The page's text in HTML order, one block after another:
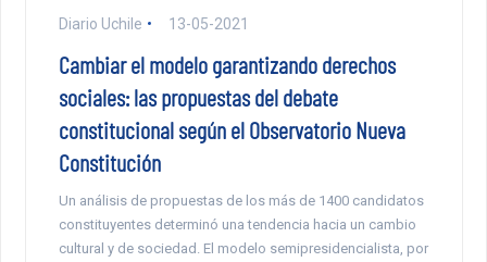
Diario Uchile 13-05-2021
Cambiar el modelo garantizando derechos
sociales: las propuestas del debate
constitucional según el Observatorio Nueva
Constitución
Un análisis de propuestas de los más de 1400 candidatos
constituyentes determinó una tendencia hacia un cambio
cultural y de sociedad. El modelo semipresidencialista, por